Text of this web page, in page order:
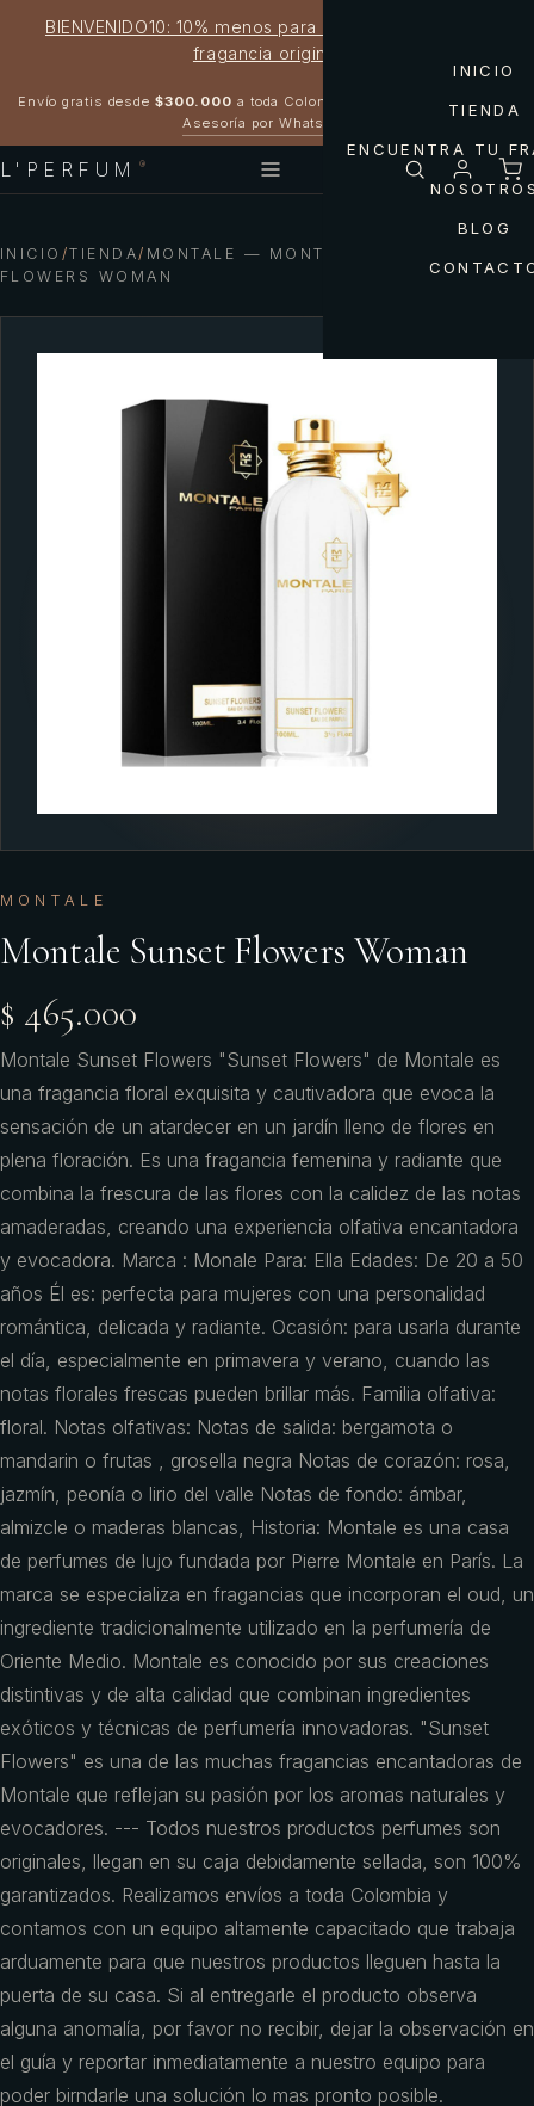
BIENVENIDO10: 10% menos para estrenar tu próxima
fragancia original
Envío gratis desde $300.000 a toda Colombia
Asesoría por WhatsApp
L'PERFUM ®
INICIO
TIENDA
ENCUENTRA TU
BLOG
INICIO /TIENDA/ MONTALE — MONTALE SUNSET
FLOWERS WOMAN
MONTALE
Montale Sunset Flowers Woman
$ 465.000
Montale Sunset Flowers "Sunset Flowers" de Montale es
una fragancia floral exquisita y cautivadora que evoca la
sensación de un atardecer en un jardín lleno de flores en
plena floración. Es una fragancia femenina y radiante que
combina la frescura de las flores con la calidez de las notas
amaderadas, creando una experiencia olfativa encantadora
y evocadora. Marca : Monale Para: Ella Edades: De 20 a 50
años Él es: perfecta para mujeres con una personalidad
romántica, delicada y radiante. Ocasión: para usarla durante
el día, especialmente en primavera y verano, cuando las
notas florales frescas pueden brillar más. Familia olfativa:
floral. Notas olfativas: Notas de salida: bergamota o
mandarin o frutas , grosella negra Notas de corazón: rosa,
jazmín, peonía o lirio del valle Notas de fondo: ámbar,
almizcle o maderas blancas, Historia: Montale es una casa
de perfumes de lujo fundada por Pierre Montale en París. La
marca se especializa en fragancias que incorporan el oud, un
ingrediente tradicionalmente utilizado en la perfumería de
Oriente Medio. Montale es conocido por sus creaciones
distintivas y de alta calidad que combinan ingredientes
exóticos y técnicas de perfumería innovadoras. "Sunset
Flowers" es una de las muchas fragancias encantadoras de
Montale que reflejan su pasión por los aromas naturales y
evocadores. --- Todos nuestros productos perfumes son
originales, llegan en su caja debidamente sellada, son 100%
garantizados. Realizamos envíos a toda Colombia y
contamos con un equipo altamente capacitado que trabaja
arduamente para que nuestros productos lleguen hasta la
puerta de su casa. Si al entregarle el producto observa
alguna anomalía, por favor no recibir, dejar la observación en
el guía y reportar inmediatamente a nuestro equipo para
poder birndarle una solución lo mas pronto posible.